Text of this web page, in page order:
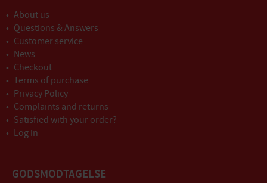
About us
Questions & Answers
Customer service
News
Checkout
Terms of purchase
Privacy Policy
Complaints and returns
Satisfied with your order?
Log in
GODSMODTAGELSE